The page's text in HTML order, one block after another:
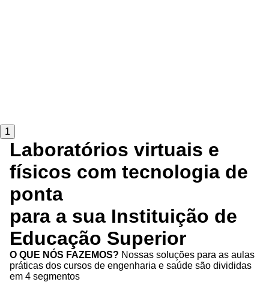
1
Laboratórios virtuais e
físicos com tecnologia de
ponta
para a sua Instituição de
Educação Superior
O QUE NÓS FAZEMOS? Nossas soluções para as aulas
práticas dos cursos de engenharia e saúde são divididas
em 4 segmentos